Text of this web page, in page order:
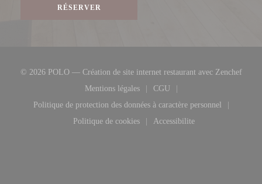
RÉSERVER
© 2026 POLO — Création de site internet restaurant avec Zenchef
Mentions légales
((ouvre une nouvelle fenêtre))
CGU
((ouvre une nouvelle
Politique de protection des données à caractère personnel
((ouvre une nouvelle fenêtre))
Politique de cookies
((ouvre une nouvelle fenêtre))
Accessibilite